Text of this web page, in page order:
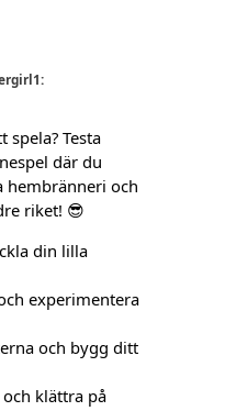
Testa
där du
hembränneri och
riket! 😎
din lilla
experimentera
och bygg ditt
klättra på